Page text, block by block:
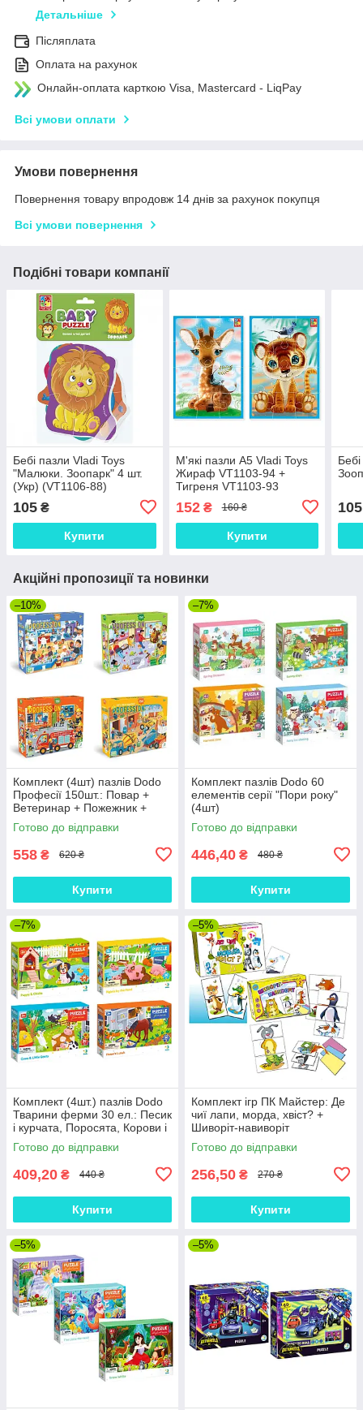
Детальніше
Післяплата
Оплата на рахунок
Онлайн-оплата карткою Visa, Mastercard - LiqPay
Всі умови оплати
Умови повернення
Повернення товару впродовж 14 днів за рахунок покупця
Всі умови повернення
Подібні товари компанії
Бебі пазли Vladi Toys
"Малюки. Зоопарк" 4 шт.
(Укр) (VT1106-88)
105 ₴
Купити
М'які пазли А5 Vladi Toys
Жираф VT1103-94 +
Тигреня VT1103-93
152₴ 160 ₴
Купити
105
Акційні пропозиції та новинки
–10%
Комплект (4шт) пазлів Dodo
Професії 150шт.: Повар +
Ветеринар + Пожежник +
Будівельник
Готово до відправки
558 ₴ 620 ₴
Купити
–7%
Комплект пазлів Dodo 60
елементів серії "Пори року"
(4шт)
Готово до відправки
446,40 ₴ 480 ₴
Купити
–7%
Комплект (4шт.) пазлів Dodo
Тварини ферми 30 ел.: Песик
і курчата, Поросята, Корови і
козенята, Коник
Готово до відправки
409,20 ₴ 440 ₴
Купити
–5%
Комплект ігр ПК Майстер: Де
чиї лапи, морда, хвіст? +
Шиворіт-навиворіт
Готово до відправки
256,50 ₴ 270 ₴
Купити
–5% –5%